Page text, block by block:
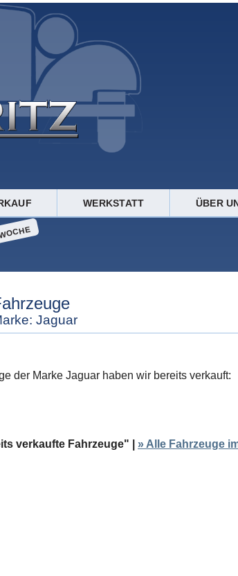
WERKSTATT ÜBER
Jaguar
der Marke Jaguar haben wir bereits verkauft:
verkaufte Fahrzeuge" | » Alle Fahrzeuge